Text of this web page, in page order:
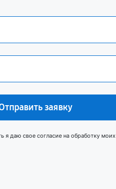
заявку
я даю свое согласие на обработку моих